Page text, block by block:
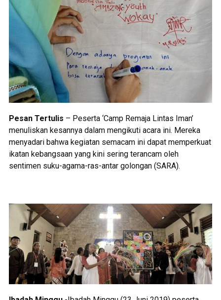
Pesan Tertulis – Peserta ‘Camp Remaja Lintas Iman’
menuliskan kesannya dalam mengikuti acara ini. Mereka
menyadari bahwa kegiatan semacam ini dapat memperkuat
ikatan kebangsaan yang kini sering terancam oleh
sentimen suku-agama-ras-antar golongan (SARA).